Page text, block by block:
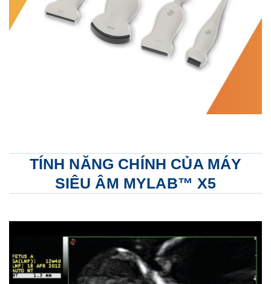
TÍNH NĂNG CHÍNH CỦA MÁY
SIÊU ÂM MYLAB™ X5